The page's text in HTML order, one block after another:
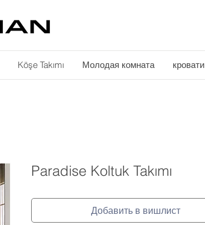
Köşe Takımı Молодая комната кровати
Paradise Koltuk Takımı
Добавить в вишлист